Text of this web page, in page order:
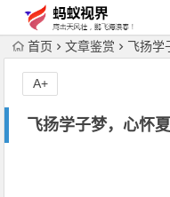
首页 文章鉴赏 飞扬学
飞扬学子梦，心怀
A+